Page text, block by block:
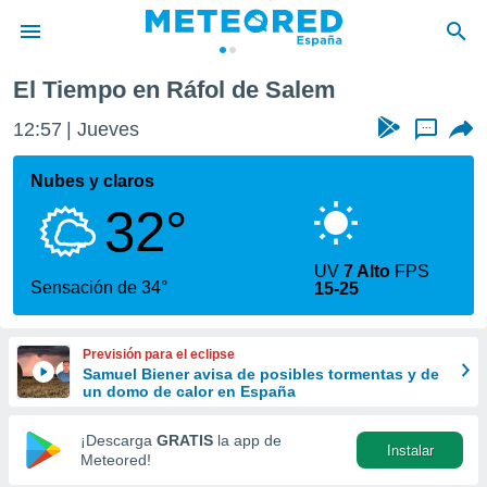
de
por
que se
calidad.
a este
las
y
forma
digital
basada
El Tiempo en Ráfol de Salem
12:57 Jueves ...
Nubes y claros
32°
Sensación de 34°
UV7 Alto FPS
15-25
Previsión para el eclipse
Samuel Biener avisa de posibles tormentas y de
un domo de calor en España
¡Descarga GRATIS la app de
Meteored!
Instalar